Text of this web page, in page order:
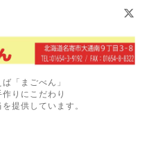
「まごべん」
りにこだわり
提供しています。